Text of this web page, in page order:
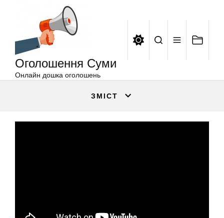
Оголошення Суми
Онлайн дошка оголошень
ЗМІСТ